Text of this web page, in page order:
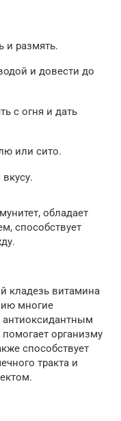
и размять.
и довести до
с огня и дать
или сито.
обладает
способствует
кладезь витамина
многие
организму
способствует
тракта и